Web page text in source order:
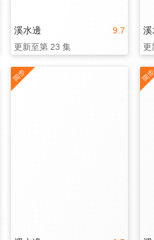
9.7
溪水邊
更新至第 23 集
溪
更